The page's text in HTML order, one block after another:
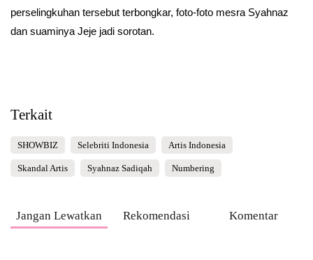
perselingkuhan tersebut terbongkar, foto-foto mesra Syahnaz
dan suaminya Jeje jadi sorotan.
Terkait
SHOWBIZ Selebriti Indonesia Artis Indonesia
Skandal Artis Syahnaz Sadiqah Numbering
Jangan Lewatkan Rekomendasi Komentar